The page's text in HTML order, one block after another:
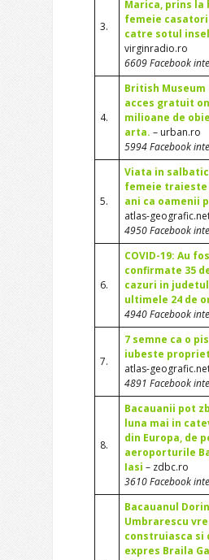
3.
Marica, prins la
femeie
catre sotul
virginradio.ro
6609 Facebook
4.
British
acces gratuit
milioane de
arta. – urban.ro
5994 Facebook
5.
Viata in
femeie traieste
ani ca oamenii
atlas-
4950 Facebook
6.
COVID-19: Au
confirmate 35
cazuri in judetul
ultimele 24 de
4940 Facebook
7.
7 semne ca o
iubeste
atlas-
4891 Facebook
8.
Bacauanii pot
luna mai in
din Europa, de
aeroporturile
Iasi – zdbc.ro
3610 Facebook
Bacauanul
Umbrarescu
construiasca si
expres Braila